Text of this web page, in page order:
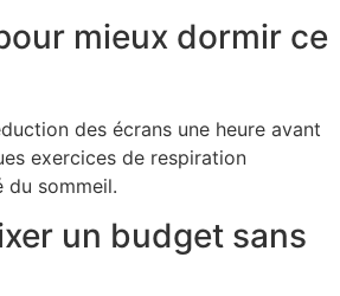
mieux dormir ce
des écrans une heure avant
exercices de respiration
du sommeil.
un budget sans